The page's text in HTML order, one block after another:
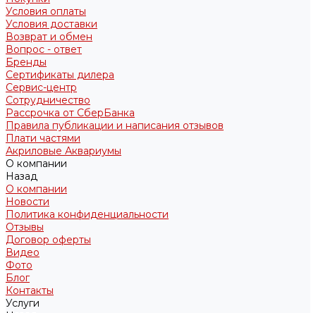
Условия оплаты
Условия доставки
Возврат и обмен
Вопрос - ответ
Бренды
Сертификаты дилера
Сервис-центр
Сотрудничество
Рассрочка от СберБанка
Правила публикации и написания отзывов
Плати частями
Акриловые Аквариумы
О компании
Назад
О компании
Новости
Политика конфиденциальности
Отзывы
Договор оферты
Видео
Фото
Блог
Контакты
Услуги